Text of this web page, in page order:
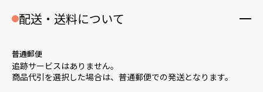
配送・送料について
普通郵便
追跡サービスはありません。
商品代引を選択した場合は、普通郵便での発送となります。